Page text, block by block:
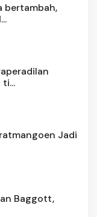
bertambah,
Jadi
Baggott,